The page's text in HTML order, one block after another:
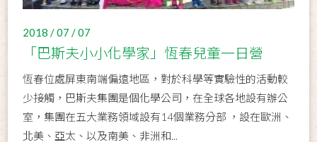
2018 / 07 / 07
「巴斯夫小小化學家」恆春兒童一日營
恆春位處屏東南端偏遠地區，對於科學等實驗性的活動較
少接觸，巴斯夫集團是個化學公司，在全球各地設有辦公
室，集團在五大業務領域設有14個業務分部 ，設在歐洲、
北美、亞太、以及南美、非洲和...